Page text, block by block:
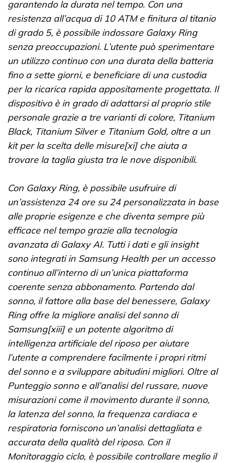
garantendo la durata nel tempo. Con una
resistenza all’acqua di 10 ATM e finitura al titanio
di grado 5, è possibile indossare Galaxy Ring
senza preoccupazioni. L’utente può sperimentare
un utilizzo continuo con una durata della batteria
fino a sette giorni, e beneficiare di una custodia
per la ricarica rapida appositamente progettata. Il
dispositivo è in grado di adattarsi al proprio stile
personale grazie a tre varianti di colore, Titanium
Black, Titanium Silver e Titanium Gold, oltre a un
kit per la scelta delle misure[xi] che aiuta a
trovare la taglia giusta tra le nove disponibili.
Con Galaxy Ring, è possibile usufruire di
un’assistenza 24 ore su 24 personalizzata in base
alle proprie esigenze e che diventa sempre più
efficace nel tempo grazie alla tecnologia
avanzata di Galaxy AI. Tutti i dati e gli insight
sono integrati in Samsung Health per un accesso
continuo all’interno di un’unica piattaforma
coerente senza abbonamento. Partendo dal
sonno, il fattore alla base del benessere, Galaxy
Ring offre la migliore analisi del sonno di
Samsung[xiii] e un potente algoritmo di
intelligenza artificiale del riposo per aiutare
l’utente a comprendere facilmente i propri ritmi
del sonno e a sviluppare abitudini migliori. Oltre al
Punteggio sonno e all’analisi del russare, nuove
misurazioni come il movimento durante il sonno,
la latenza del sonno, la frequenza cardiaca e
respiratoria forniscono un’analisi dettagliata e
accurata della qualità del riposo. Con il
Monitoraggio ciclo, è possibile controllare meglio il